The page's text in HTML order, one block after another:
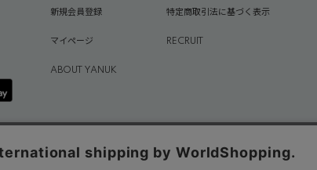
新規会員登録 特定商取引法に基づく表示
マイページ RECRUIT
ABOUT YANUK